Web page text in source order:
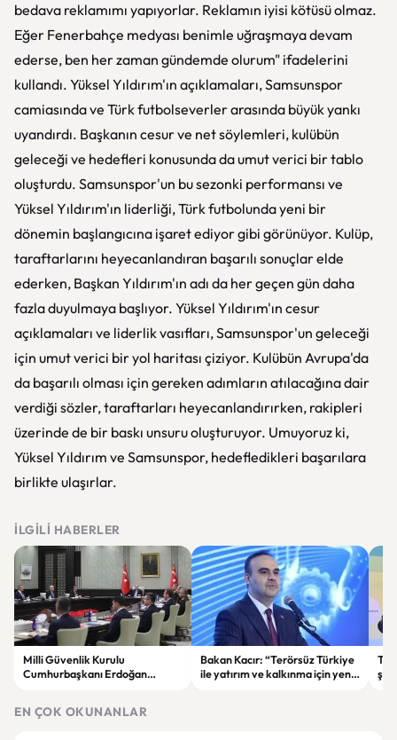
bedava reklamımı yapıyorlar. Reklamın iyisi kötüsü olmaz.
Eğer Fenerbahçe medyası benimle uğraşmaya devam
ederse, ben her zaman gündemde olurum" ifadelerini
kullandı. Yüksel Yıldırım'ın açıklamaları, Samsunspor
camiasında ve Türk futbolseverler arasında büyük yankı
uyandırdı. Başkanın cesur ve net söylemleri, kulübün
geleceği ve hedefleri konusunda da umut verici bir tablo
oluşturdu. Samsunspor'un bu sezonki performansı ve
Yüksel Yıldırım'ın liderliği, Türk futbolunda yeni bir
dönemin başlangıcına işaret ediyor gibi görünüyor. Kulüp,
taraftarlarını heyecanlandıran başarılı sonuçlar elde
ederken, Başkan Yıldırım'ın adı da her geçen gün daha
fazla duyulmaya başlıyor. Yüksel Yıldırım'ın cesur
açıklamaları ve liderlik vasıfları, Samsunspor'un geleceği
için umut verici bir yol haritası çiziyor. Kulübün Avrupa'da
da başarılı olması için gereken adımların atılacağına dair
verdiği sözler, taraftarları heyecanlandırırken, rakipleri
üzerinde de bir baskı unsuru oluşturuyor. Umuyoruz ki,
Yüksel Yıldırım ve Samsunspor, hedefledikleri başarılara
birlikte ulaşırlar.
İLGILI HABERLER
Milli Güvenlik Kurulu
Cumhurbaşkanı Erdoğan
Bakan Kacır: “Terörsüz Türkiye
ile yatırım ve kalkınma için yeni
EN ÇOK OKUNANLAR